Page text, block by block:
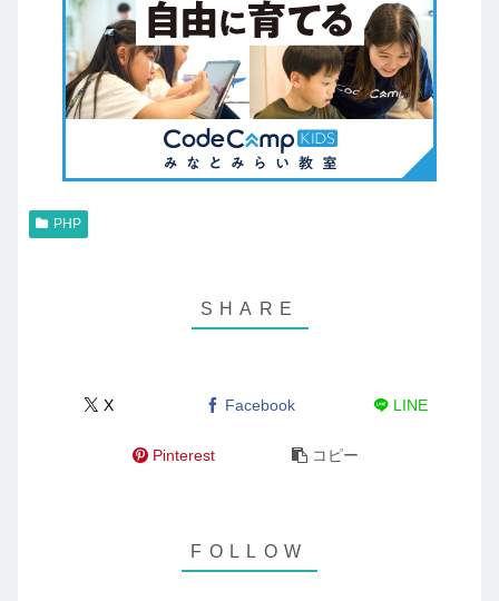
PHP
X Facebook LINE
Pinterest コピー